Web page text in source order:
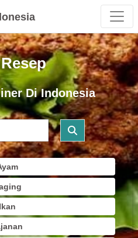
Di Indonesia
Ikan